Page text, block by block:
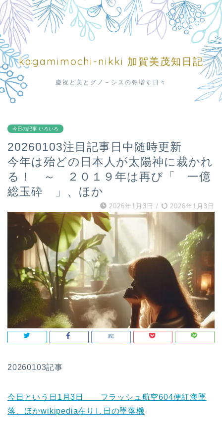
kagamimochi-nikki 加賀美茂知日記
慶祝と美とグノ－シスの弥増す日々
今日の記事 いろいろ
20260103注目記事日中随時更新
今年は殆どの日本人が太陽神に裁かれ
る！ ～ ２０１９年は再び「 一億
総玉砕 」、ほか
2026年1月3日 / 2026年1月3日
20260103記事
今日という日1月3日 フラッシュ航空604便紅海墜
落、ほかwikipedia在りし日の墜落機